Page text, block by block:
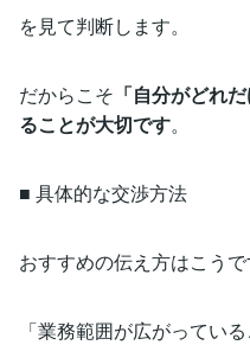
を見て判断します。
だからこそ 「自分がどれ
ることが大切です。
■ 具体的な交渉方法
おすすめの伝え方はこうで
「業務範囲が広がっている